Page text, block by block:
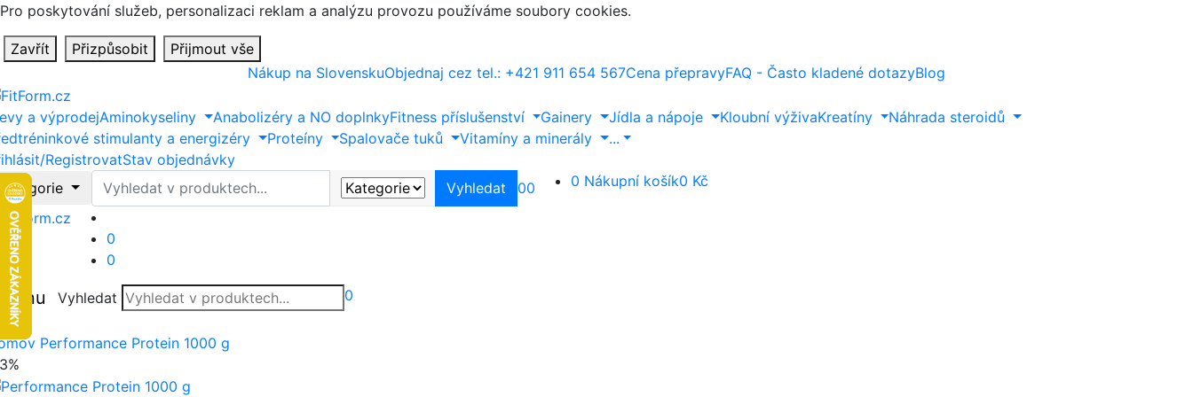
Pro poskytování služeb, personalizaci reklam a analýzu provozu používáme soubory cookies.
Zavřít Přizpůsobit
Přijmout vše
Nákup na SlovenskuObjednaj cez tel.: +421 911 654 567Cena přepravyFAQ - Často kladené dotazyBlog
a výprodejAminokyseliny Anabolizéry a NO doplnkyFitness příslušenství Gainery Jídla a nápoje Kloubní výživaKreatíny
Náhrada steroidů
stimulanty a energizéry
Proteíny Spalovače tuků Vitamíny a minerály
...
RegistrovatStav objednávky
Vyhledat Vyhledat 00 0 Nákupní košík0 Kč
0
0
Vyhledat 0
Performance Protein 1000 g